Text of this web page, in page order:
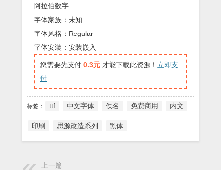
阿拉伯数字
字体家族：未知
字体风格：Regular
字体安装：安装嵌入
您需要先支付 0.3元 才能下载此资源！ 立即支
付
标签： ttf 中文字体 佚名 免费商用 内文
印刷 思源改造系列 黑体
上一篇